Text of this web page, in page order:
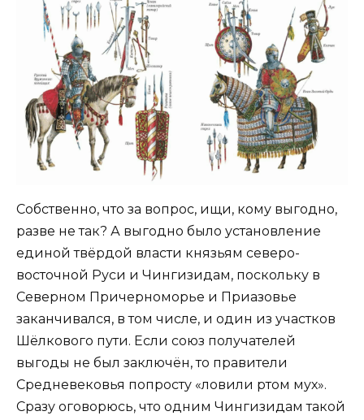
Собственно, что за вопрос, ищи, кому выгодно,
разве не так? А выгодно было установление
единой твёрдой власти князьям северо-
восточной Руси и Чингизидам, поскольку в
Северном Причерноморье и Приазовье
заканчивался, в том числе, и один из участков
Шёлкового пути. Если союз получателей
выгоды не был заключён, то правители
Средневековья попросту «ловили ртом мух».
Сразу оговорюсь, что одним Чингизидам такой